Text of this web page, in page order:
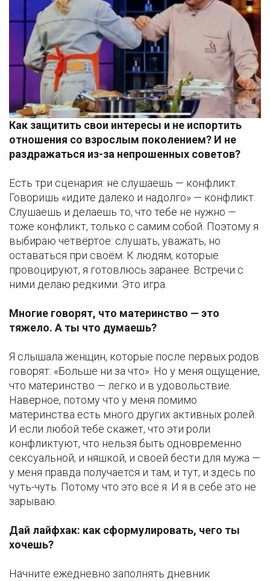
Как защитить свои интересы и не испортить
отношения со взрослым поколением? И не
раздражаться из-за непрошенных советов?
Есть три сценария: не слушаешь — конфликт.
Говоришь «идите далеко и надолго» — конфликт.
Слушаешь и делаешь то, что тебе не нужно —
тоже конфликт, только с самим собой. Поэтому я
выбираю четвёртое: слушать, уважать, но
оставаться при своём. К людям, которые
провоцируют, я готовлюсь заранее. Встречи с
ними делаю редкими. Это игра.
Многие говорят, что материнство — это
тяжело. А ты что думаешь?
Я слышала женщин, которые после первых родов
говорят: «Больше ни за что». Но у меня ощущение,
что материнство — легко и в удовольствие.
Наверное, потому что у меня помимо
материнства есть много других активных ролей.
И если любой тебе скажет, что эти роли
конфликтуют, что нельзя быть одновременно
сексуальной, и няшкой, и своей бести для мужа —
у меня правда получается и там, и тут, и здесь по
чуть-чуть. Потому что это всё я. И я в себе это не
зарываю.
Дай лайфхак: как сформулировать, чего ты
хочешь?
Начните ежедневно заполнять дневник